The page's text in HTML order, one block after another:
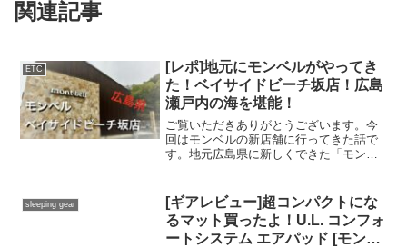
関連記事
ETC
[レポ]地元にモンベルがやってき
た！ベイサイドビーチ坂店！広島
瀬戸内の海を堪能！
ご覧いただきありがとうございます。今
回はモンベルの新店舗に行ってきた話で
す。地元広島県に新しくできた「モンベ
ドビーチ坂店店舗詳細住所広島県安芸郡
坂町水尻9066-8...
sleeping gear
[ギアレビュー]超コンパクトにな
るマット買ったよ！U.L. コンフォ
ートシステム エアパッド [モンベ